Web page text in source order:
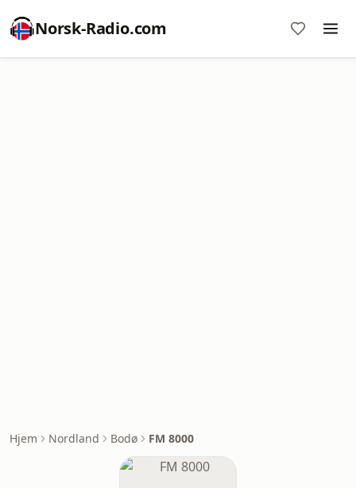
Norsk-Radio.com
Hjem Nordland Bodø FM 8000